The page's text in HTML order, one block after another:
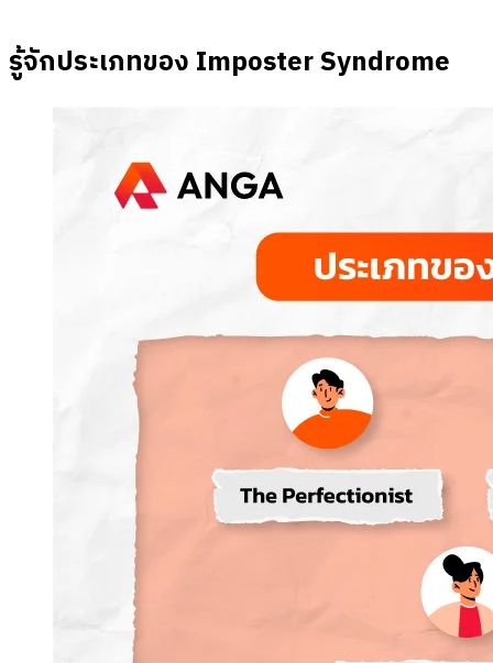
รู้จักประเภทของ Imposter Syndrome